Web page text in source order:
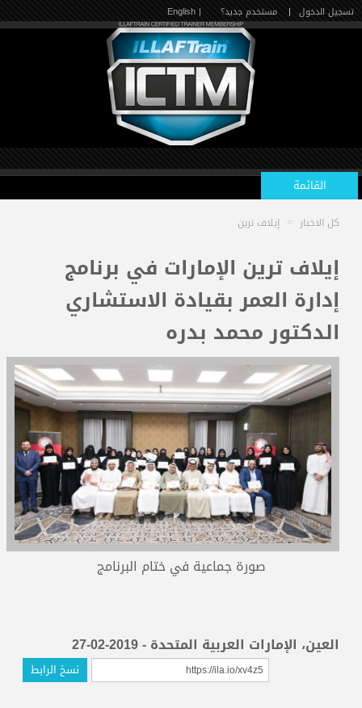
تسجيل الدخول | مستخدم جديد؟ | English
القائمة
الرئيسية
الدورات القادمة
المدربون
المعتمدون
كل الاخبار > إيلاف ترين
إيلاف ترين الإمارات في برنامج
إدارة العمر بقيادة الاستشاري
الدكتور محمد بدره
صورة جماعية في ختام البرنامج
العين، الإمارات العربية المتحدة - 2019-02-27
نسخ الرابط